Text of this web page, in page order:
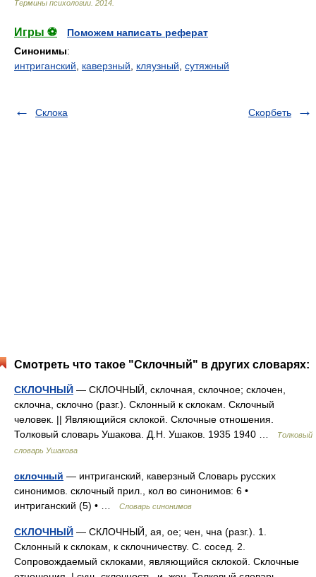
Термины психологии 2014
Игры ⚽
Поможем написать реферат
Синонимы:
интриганский
каверзный кляузный сутяжный
Склока Скорбеть
Смотреть что такое "Склочный" в других словарях:
СКЛОЧНЫЙ — СКЛОЧНЫЙ, склочная, склочное; склочен,
склочна, склочно (разг.). Склонный к склокам. Склочный
человек. || Являющийся склокой. Склочные отношения.
Толковый словарь Ушакова. Д.Н. Ушаков. 1935 1940 …
Толковый
словарь Ушакова
склочный — интриганский, каверзный Словарь русских
синонимов. склочный прил., кол во синонимов: 6 •
интриганский (5) • …
Словарь синонимов
СКЛОЧНЫЙ — СКЛОЧНЫЙ, ая, ое; чен, чна (разг.). 1.
Склонный к склокам, к склочничеству. С. сосед. 2.
Сопровождаемый склоками, являющийся склокой. Склочные